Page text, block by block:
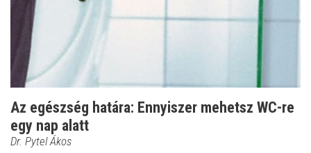
Az egészség határa: Ennyiszer mehetsz WC-re
egy nap alatt
Dr. Pytel Ákos